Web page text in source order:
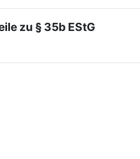
zu § 35b EStG